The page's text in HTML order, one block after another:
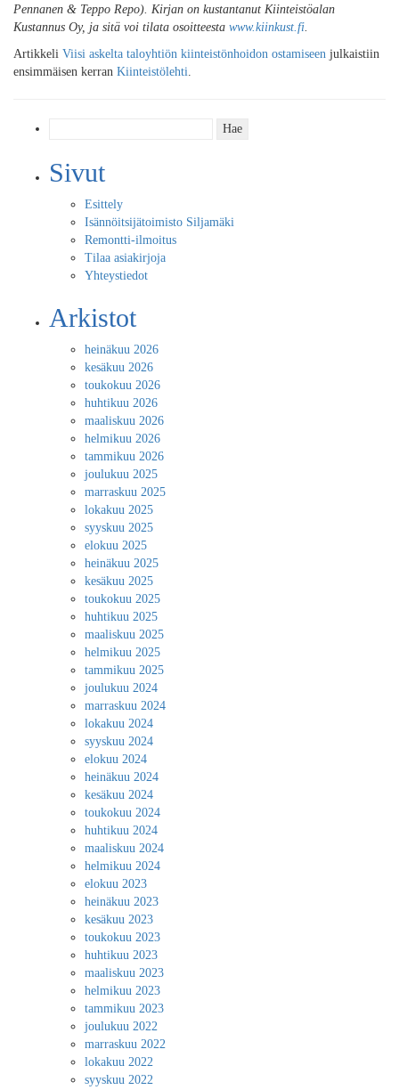
Pennanen & Teppo Repo). Kirjan on kustantanut Kiinteistöalan
Kustannus Oy, ja sitä voi tilata osoitteesta www.kiinkust.fi.
Artikkeli Viisi askelta taloyhtiön kiinteistönhoidon ostamiseen julkaistiin
ensimmäisen kerran Kiinteistölehti.
Sivut
Esittely
Isännöitsijätoimisto Siljamäki
Remontti-ilmoitus
Tilaa asiakirjoja
Yhteystiedot
Arkistot
heinäkuu 2026
kesäkuu 2026
toukokuu 2026
huhtikuu 2026
maaliskuu 2026
helmikuu 2026
tammikuu 2026
joulukuu 2025
marraskuu 2025
lokakuu 2025
syyskuu 2025
elokuu 2025
heinäkuu 2025
kesäkuu 2025
toukokuu 2025
huhtikuu 2025
maaliskuu 2025
helmikuu 2025
tammikuu 2025
joulukuu 2024
marraskuu 2024
lokakuu 2024
syyskuu 2024
elokuu 2024
heinäkuu 2024
kesäkuu 2024
toukokuu 2024
huhtikuu 2024
maaliskuu 2024
helmikuu 2024
elokuu 2023
heinäkuu 2023
kesäkuu 2023
toukokuu 2023
huhtikuu 2023
maaliskuu 2023
helmikuu 2023
tammikuu 2023
joulukuu 2022
marraskuu 2022
lokakuu 2022
syyskuu 2022